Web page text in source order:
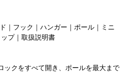
｜フック｜ハンガー｜ポール｜ミニ
プ｜取扱説明書
ックをすべて開き、ポールを最大まで